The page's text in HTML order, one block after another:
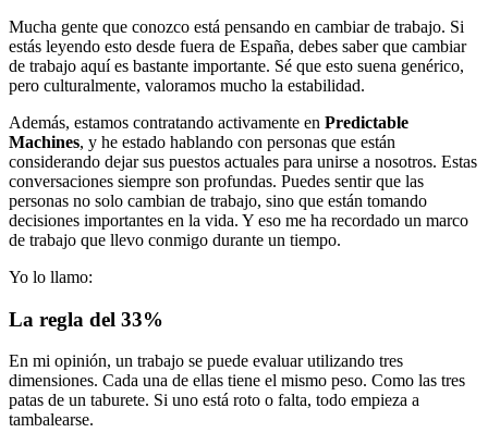
Mucha gente que conozco está pensando en cambiar de trabajo. Si
estás leyendo esto desde fuera de España, debes saber que cambiar
de trabajo aquí es bastante importante. Sé que esto suena genérico,
pero culturalmente, valoramos mucho la estabilidad.
Además, estamos contratando activamente en Predictable
Machines, y he estado hablando con personas que están
considerando dejar sus puestos actuales para unirse a nosotros. Estas
conversaciones siempre son profundas. Puedes sentir que las
personas no solo cambian de trabajo, sino que están tomando
decisiones importantes en la vida. Y eso me ha recordado un marco
de trabajo que llevo conmigo durante un tiempo.
Yo lo llamo:
La regla del 33%
En mi opinión, un trabajo se puede evaluar utilizando tres
dimensiones. Cada una de ellas tiene el mismo peso. Como las tres
patas de un taburete. Si uno está roto o falta, todo empieza a
tambalearse.